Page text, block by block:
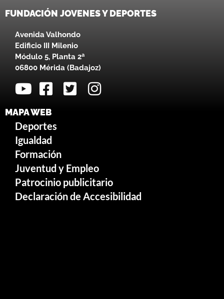
FUNDACIÓN JOVENES Y DEPORTES
Avenida Valhondo
Edificio III Milenio
Módulo 5, Planta 2ª
06800 Mérida (Badajoz)
MAPA WEB
Deportes
Igualdad
Formación
Juventud y Empleo
Patrocinio publicitario
Declaración de Accesibilidad